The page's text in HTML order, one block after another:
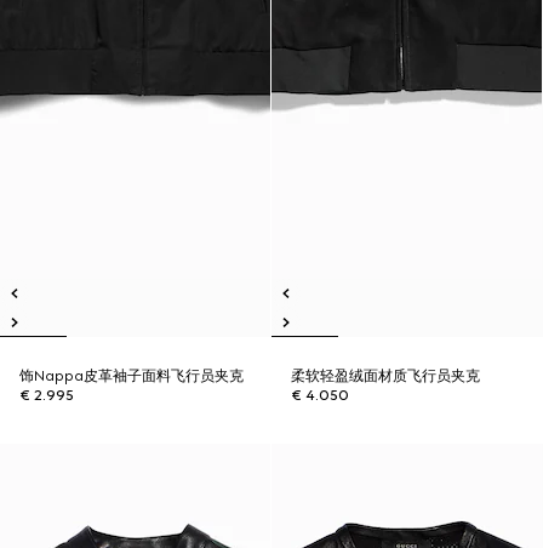
饰Nappa皮革袖子面料飞行员夹克
€ 2.995
柔软轻盈绒面材质飞行员夹克
€ 4.050